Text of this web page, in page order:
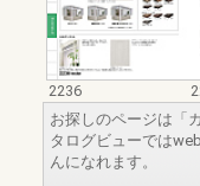
2236
お探しのページは「
タログビューでは
んになれます。